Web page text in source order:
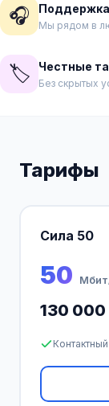
🎧 Мы рядом в
🏷️ Честные
Без скрытых
Тарифы
Сила 50
50
130 000